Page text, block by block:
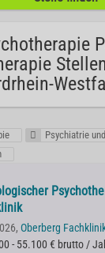
Psychiatrie
Oberberg
- 55.100 € brutto /